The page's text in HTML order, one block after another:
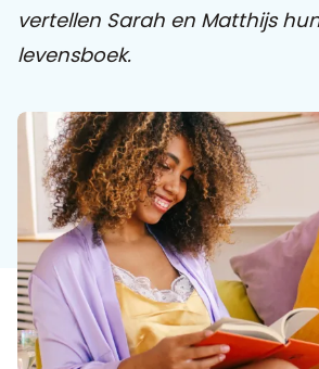
vertellen Sarah en Matthijs
levensboek.